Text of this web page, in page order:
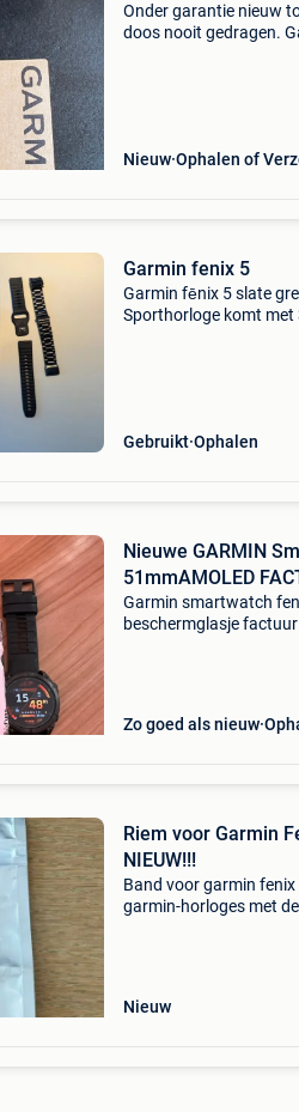
Onder garantie nieuw
doos nooit gedragen.
Nieuw Ophalen of
Garmin fenix 5
Garmin fēnix 5 slate
Sporthorloge komt met
Gebruikt Ophalen
Nieuwe GARMIN
Garmin smartwatch
beschermglasje
Zo goed als nieuw
Riem voor Garmin
NIEUW!!!
Band voor garmin fenix
garmin-horloges met
Nieuw